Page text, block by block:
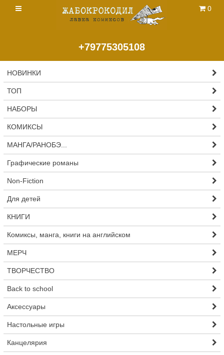
+79775305108
0
НОВИНКИ
ТОП
НАБОРЫ
КОМИКСЫ
МАНГА/РАНОБЭ...
Графические романы
Non-Fiction
Для детей
КНИГИ
Комиксы, манга, книги на английском
МЕРЧ
ТВОРЧЕСТВО
Back to school
Аксессуары
Настольные игры
Канцелярия